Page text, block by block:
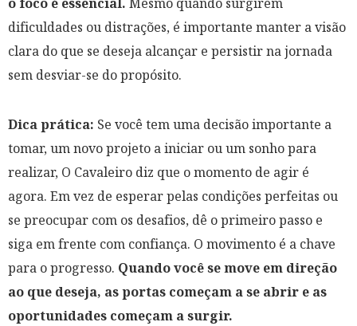
dificuldades ou distrações, é importante manter a visão
clara do que se deseja alcançar e persistir na jornada
sem desviar-se do propósito.
Dica prática: Se você tem uma decisão importante a
tomar, um novo projeto a iniciar ou um sonho para
realizar, O Cavaleiro diz que o momento de agir é
agora. Em vez de esperar pelas condições perfeitas ou
se preocupar com os desafios, dê o primeiro passo e
siga em frente com confiança. O movimento é a chave
para o progresso. Quando você se move em direção
ao que deseja, as portas começam a se abrir e as
oportunidades começam a surgir.